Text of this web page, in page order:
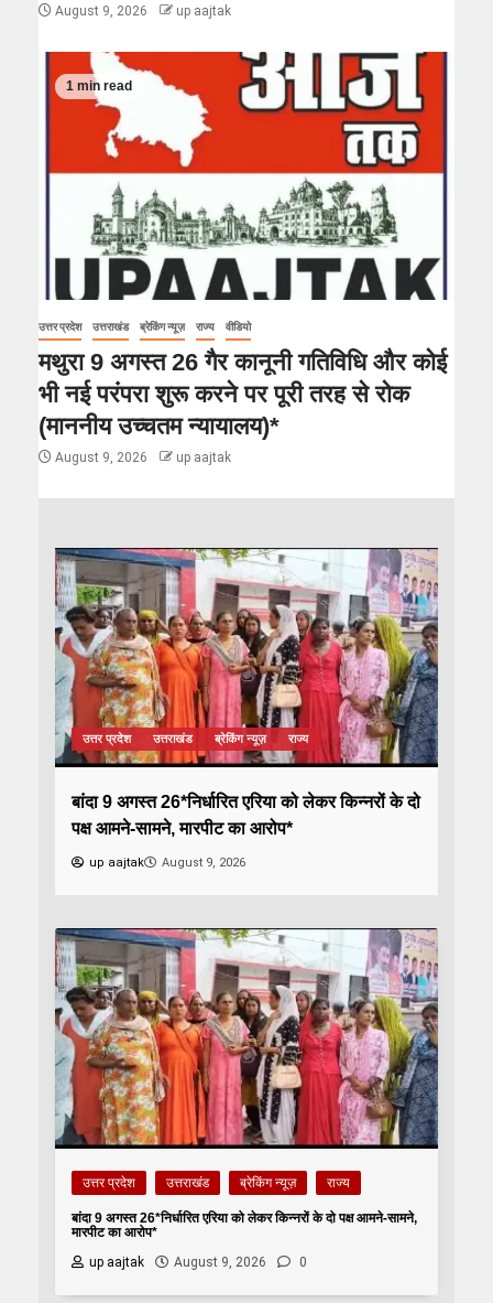
August 9, 2026 up aajtak
1 min read
उत्तर प्रदेश उत्तराखंड ब्रेकिंग न्यूज़ राज्य वीडियो
मथुरा 9 अगस्त 26 गैर कानूनी गतिविधि और कोई
भी नई परंपरा शुरू करने पर पूरी तरह से रोक
(माननीय उच्चतम न्यायालय)*
August 9, 2026 up aajtak
उत्तर प्रदेश उत्तराखंड ब्रेकिंग न्यूज़ राज्य
बांदा 9 अगस्त 26*निर्धारित एरिया को लेकर किन्नरों के दो
पक्ष आमने-सामने, मारपीट का आरोप*
up aajtak August 9, 2026
उत्तर प्रदेश उत्तराखंड ब्रेकिंग न्यूज़ राज्य
बांदा 9 अगस्त 26*निर्धारित एरिया को लेकर किन्नरों के दो पक्ष आमने-सामने,
मारपीट का आरोप*
up aajtak
August 9, 2026 0